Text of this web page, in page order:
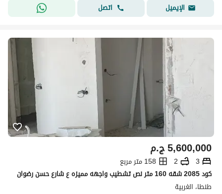
الإيميل
اتصل
ج.م5,600,000
3
2
158 متر مربع
كود 2085 شقه 160 متر نص تشطيب واجهه مميزه ع شارع حسن رضوان
طنطا، الغربية